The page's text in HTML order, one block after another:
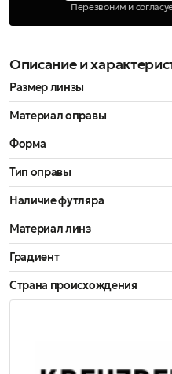
Перезвоним и
Описание и
Размер линзы
Материал оправы
Форма
Тип оправы
Наличие футляра
Материал линз
Градиент
Страна происхождения